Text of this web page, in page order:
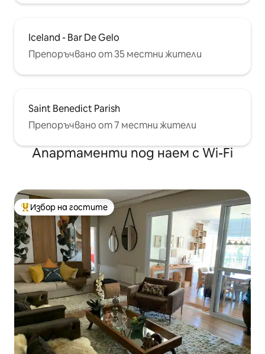
Iceland - Bar De Gelo
Препоръчвано от 35 местни жители
Saint Benedict Parish
Препоръчвано от 7 местни жители
Апартаменти под наем с Wi-Fi
Най-популярен избор на гостите
Избор на гостите